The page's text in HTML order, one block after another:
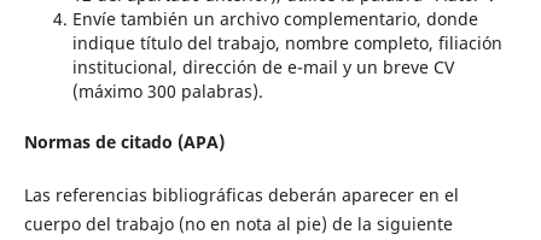
Envíe también un archivo complementario, donde
indique título del trabajo, nombre completo, filiación
institucional, dirección de e-mail y un breve CV
(máximo 300 palabras).
Normas de citado (APA)
Las referencias bibliográficas deberán aparecer en el
cuerpo del trabajo (no en nota al pie) de la siguiente